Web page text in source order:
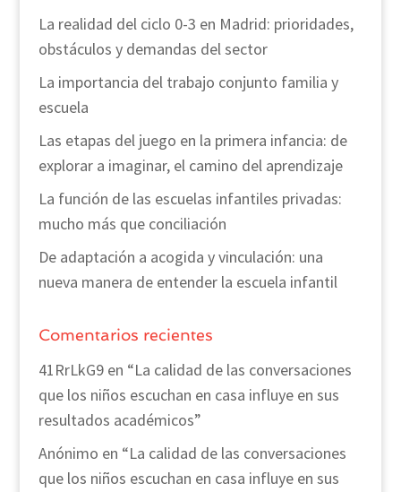
La realidad del ciclo 0-3 en Madrid: prioridades,
obstáculos y demandas del sector
La importancia del trabajo conjunto familia y
escuela
Las etapas del juego en la primera infancia: de
explorar a imaginar, el camino del aprendizaje
La función de las escuelas infantiles privadas:
mucho más que conciliación
De adaptación a acogida y vinculación: una
nueva manera de entender la escuela infantil
Comentarios recientes
41RrLkG9en “La calidad de las conversaciones
que los niños escuchan en casa influye en sus
resultados académicos”
Anónimo en “La calidad de las conversaciones
que los niños escuchan en casa influye en sus